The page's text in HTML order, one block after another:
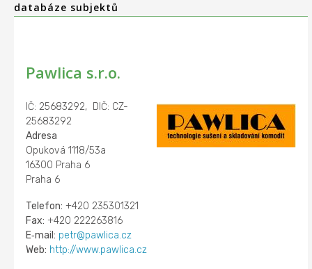
databáze subjektů
Pawlica s.r.o.
IČ: 25683292, DIČ: CZ-
25683292
Adresa
Opuková 1118/53a
16300 Praha 6
Praha 6
Telefon: +420 235301321
Fax: +420 222263816
E‑mail: petr@pawlica.cz
Web: http://www.pawlica.cz